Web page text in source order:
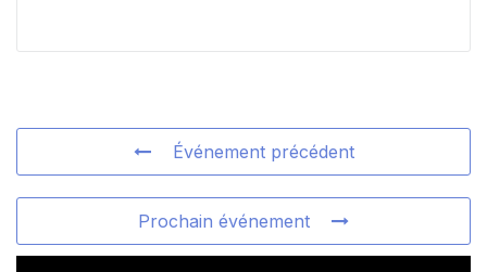
Événement précédent
Prochain événement